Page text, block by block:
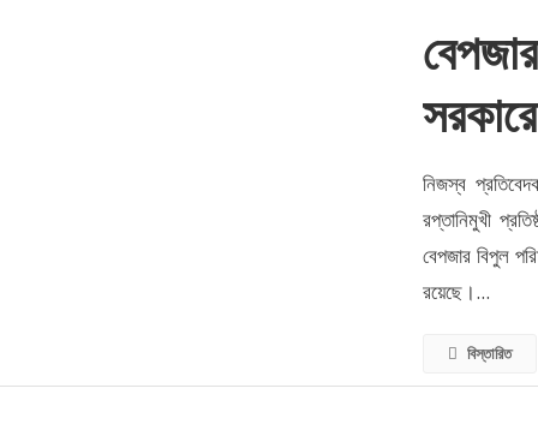
নিজস্ব
রপ্তানিমুখী
বেপজার বিপুল
রয়েছে।...
বিস্তারিত